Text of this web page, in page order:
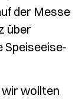
der Messe
über
Speiseeise-
wir wollten